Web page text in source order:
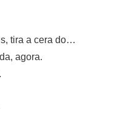
tira a cera do…
agora.